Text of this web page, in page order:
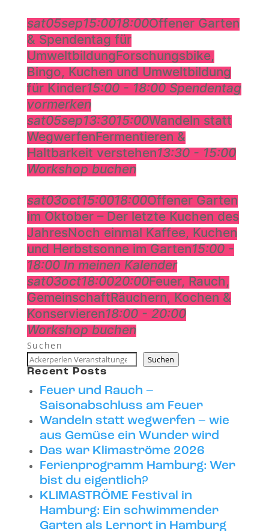
sat05sep15:0018:00Offener Garten
& Spendentag für
UmweltbildungForschungsbike,
Bingo, Kuchen und Umweltbildung
für Kinder15:00 - 18:00 Spendentag
vormerken
sat05sep13:3015:00Wandeln statt
WegwerfenFermentieren &
Haltbarkeit verstehen13:30 - 15:00
Workshop buchen
sat03oct15:0018:00Offener Garten
im Oktober – Der letzte Kuchen des
JahresNoch einmal Kaffee, Kuchen
und Herbstsonne im Garten15:00 -
18:00 In meinen Kalender
sat03oct18:0020:00Feuer, Rauch,
GemeinschaftRäuchern, Kochen &
Konservieren18:00 - 20:00
Workshop buchen
Suchen
Suchen
Recent Posts
Feuer und Rauch –
Saisonabschluss am Feuer
Wandeln statt wegwerfen – wie
aus Gemüse ein Wunder wird
Das war Klimaströme 2026
Ferienprogramm Hamburg: Wer
bist du eigentlich?
KLIMASTRÖME Festival in
Hamburg: Ein schwimmender
Garten als Lernort in Hamburg